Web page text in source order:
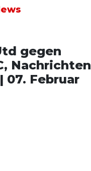
gegen
Nachrichten
07. Februar